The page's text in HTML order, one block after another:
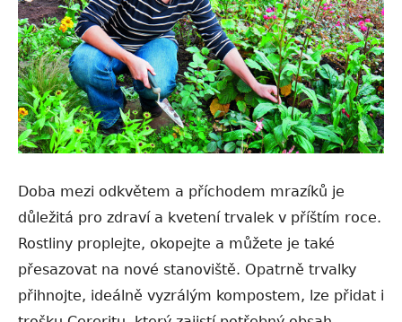
Doba mezi odkvětem a příchodem mrazíků je
důležitá pro zdraví a kvetení trvalek v příštím roce.
Rostliny proplejte, okopejte a můžete je také
přesazovat na nové stanoviště. Opatrně trvalky
přihnojte, ideálně vyzrálým kompostem, lze přidat i